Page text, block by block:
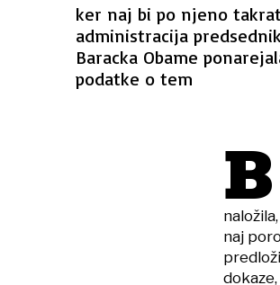
ker naj bi po njeno
administracija
Baracka Obame
podatke o tem
B
naložila,
naj
dokaze,